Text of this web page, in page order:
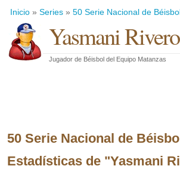
Inicio » Series » 50 Serie Nacional de
Yasmani
Jugador de Béisbol del Equipo Matanzas
50 Serie Nacional de
Estadísticas de "Yasmani